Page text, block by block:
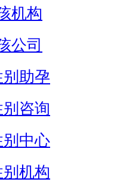
机构
公司
助孕
咨询
中心
机构